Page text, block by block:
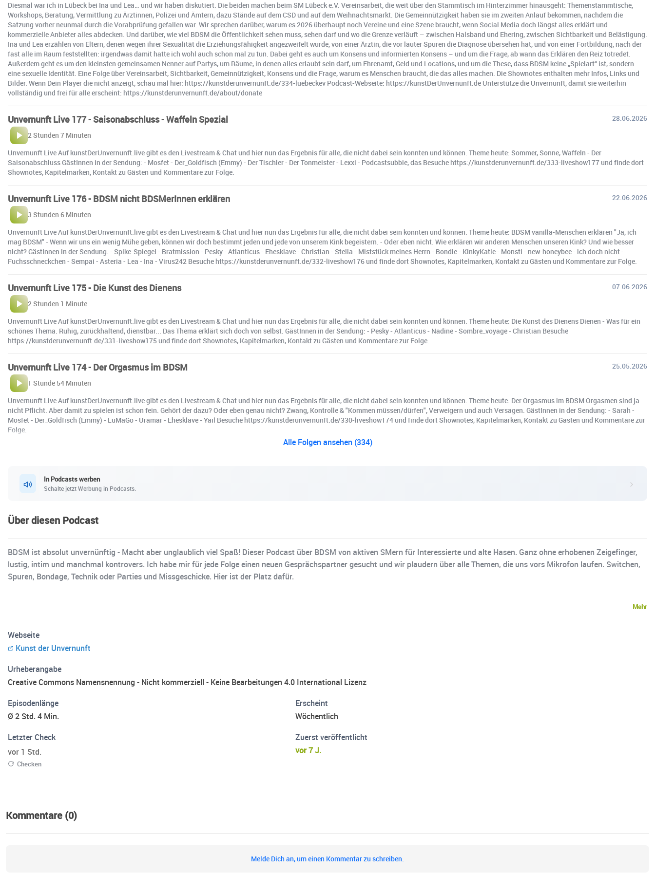
Diesmal war ich in Lübeck bei Ina und Lea… und wir haben diskutiert. Die beiden machen beim SM Lübeck e.V. Vereinsarbeit, die weit über den Stammtisch im Hinterzimmer hinausgeht: Themenstammtische,
Workshops, Beratung, Vermittlung zu Ärztinnen, Polizei und Ämtern, dazu Stände auf dem CSD und auf dem Weihnachtsmarkt. Die Gemeinnützigkeit haben sie im zweiten Anlauf bekommen, nachdem die
Satzung vorher neunmal durch die Vorabprüfung gefallen war. Wir sprechen darüber, warum es 2026 überhaupt noch Vereine und eine Szene braucht, wenn Social Media doch längst alles erklärt und
kommerzielle Anbieter alles abdecken. Und darüber, wie viel BDSM die Öffentlichkeit sehen muss, sehen darf und wo die Grenze verläuft – zwischen Halsband und Ehering, zwischen Sichtbarkeit und Belästigung.
Ina und Lea erzählen von Eltern, denen wegen ihrer Sexualität die Erziehungsfähigkeit angezweifelt wurde, von einer Ärztin, die vor lauter Spuren die Diagnose übersehen hat, und von einer Fortbildung, nach der
fast alle im Raum feststellten: irgendwas damit hatte ich wohl auch schon mal zu tun. Dabei geht es auch um Konsens und informierten Konsens – und um die Frage, ab wann das Erklären den Reiz totredet.
Außerdem geht es um den kleinsten gemeinsamen Nenner auf Partys, um Räume, in denen alles erlaubt sein darf, um Ehrenamt, Geld und Locations, und um die These, dass BDSM keine „Spielart“ ist, sondern
eine sexuelle Identität. Eine Folge über Vereinsarbeit, Sichtbarkeit, Gemeinnützigkeit, Konsens und die Frage, warum es Menschen braucht, die das alles machen. Die Shownotes enthalten mehr Infos, Links und
Bilder. Wenn Dein Player die nicht anzeigt, schau mal hier: https://kunstderunvernunft.de/334-luebeckev Podcast-Webseite: https://kunstDerUnvernunft.de Unterstütze die Unvernunft, damit sie weiterhin
vollständig und frei für alle erscheint: https://kunstderunvernunft.de/about/donate
Unvernunft Live 177 - Saisonabschluss - Waffeln Spezial
28.06.2026
2 Stunden 7 Minuten
Unvernunft Live Auf kunstDerUnvernunft.live gibt es den Livestream & Chat und hier nun das Ergebnis für alle, die nicht dabei sein konnten und können. Theme heute: Sommer, Sonne, Waffeln - Der
Saisonabschluss GästInnen in der Sendung: - Mosfet - Der_Goldfisch (Emmy) - Der Tischler - Der Tonmeister - Lexxi - Podcastsubbie, das Besuche https://kunstderunvernunft.de/333-liveshow177 und finde dort
Shownotes, Kapitelmarken, Kontakt zu Gästen und Kommentare zur Folge.
Unvernunft Live 176 - BDSM nicht BDSMerInnen erklären
22.06.2026
3 Stunden 6 Minuten
Unvernunft Live Auf kunstDerUnvernunft.live gibt es den Livestream & Chat und hier nun das Ergebnis für alle, die nicht dabei sein konnten und können. Theme heute: BDSM vanilla-Menschen erklären "Ja, ich
mag BDSM" - Wenn wir uns ein wenig Mühe geben, können wir doch bestimmt jeden und jede von unserem Kink begeistern. - Oder eben nicht. Wie erklären wir anderen Menschen unseren Kink? Und wie besser
nicht? GästInnen in der Sendung: - Spike-Spiegel - Bratmission - Pesky - Atlanticus - Ehesklave - Christian - Stella - Miststück meines Herrn - Bondie - KinkyKatie - Monsti - new-honeybee - ich doch nicht -
Fuchsschneckchen - Sempai - Asteria - Lea - Ina - Virus242 Besuche https://kunstderunvernunft.de/332-liveshow176 und finde dort Shownotes, Kapitelmarken, Kontakt zu Gästen und Kommentare zur Folge.
Unvernunft Live 175 - Die Kunst des Dienens
07.06.2026
2 Stunden 1 Minute
Unvernunft Live Auf kunstDerUnvernunft.live gibt es den Livestream & Chat und hier nun das Ergebnis für alle, die nicht dabei sein konnten und können. Theme heute: Die Kunst des Dienens Dienen - Was für ein
schönes Thema. Ruhig, zurückhaltend, dienstbar... Das Thema erklärt sich doch von selbst. GästInnen in der Sendung: - Pesky - Atlanticus - Nadine - Sombre_voyage - Christian Besuche
https://kunstderunvernunft.de/331-liveshow175 und finde dort Shownotes, Kapitelmarken, Kontakt zu Gästen und Kommentare zur Folge.
Unvernunft Live 174 - Der Orgasmus im BDSM
25.05.2026
1 Stunde 54 Minuten
Unvernunft Live Auf kunstDerUnvernunft.live gibt es den Livestream & Chat und hier nun das Ergebnis für alle, die nicht dabei sein konnten und können. Theme heute: Der Orgasmus im BDSM Orgasmen sind ja
nicht Pflicht. Aber damit zu spielen ist schon fein. Gehört der dazu? Oder eben genau nicht? Zwang, Kontrolle & "Kommen müssen/dürfen", Verweigern und auch Versagen. GästInnen in der Sendung: - Sarah -
Mosfet - Der_Goldfisch (Emmy) - LuMaGo - Uramar - Ehesklave - Yail Besuche https://kunstderunvernunft.de/330-liveshow174 und finde dort Shownotes, Kapitelmarken, Kontakt zu Gästen und Kommentare zur
Folge.
Alle Folgen ansehen (334)
In Podcasts werben
Schalte jetzt Werbung in Podcasts.
Über diesen Podcast
BDSM ist absolut unvernünftig - Macht aber unglaublich viel Spaß! Dieser Podcast über BDSM von aktiven SMern für Interessierte und alte Hasen. Ganz ohne erhobenen Zeigefinger,
lustig, intim und manchmal kontrovers. Ich habe mir für jede Folge einen neuen Gesprächspartner gesucht und wir plaudern über alle Themen, die uns vors Mikrofon laufen. Switchen,
Spuren, Bondage, Technik oder Parties und Missgeschicke. Hier ist der Platz dafür.
Mehr
Webseite
Kunst der Unvernunft
Urheberangabe
Creative Commons Namensnennung - Nicht kommerziell - Keine Bearbeitungen 4.0 International Lizenz
Episodenlänge
Ø 2 Std. 4 Min.
Erscheint
Wöchentlich
Letzter Check
vor 1 Std.
Checken
Zuerst veröffentlicht
vor 7 J.
Kommentare (0)
Melde Dich an, um einen Kommentar zu schreiben.